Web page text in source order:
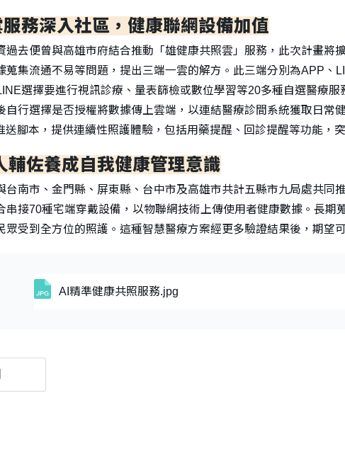
務深入社區，健康聯網設備加值
過去便曾與高雄市府結合推動「雄健康共照雲」服務，此次計畫將
蒐集流通不易等問題，提出三端一雲的解方。此三端分別為APP
選擇要進行視訊診療、量表篩檢或數位學習等20多種自選醫療
自行選擇是否授權將數據傳上雲端，以連結醫療診間系統獲取日常
送腳本，提供連續性照護體驗，包括用藥提醒、回診提醒等功能，
輔佐養成自我健康管理意識
台南市、金門縣、屏東縣、台中市及高雄市共計五縣市九局處共同
串接70種宅端穿戴設備，以物聯網技術上傳使用者健康數據。長
眾受到全方位的照護。這種智慧醫療方案經更多驗證結果後，期望
AI精準健康共照服務.jpg